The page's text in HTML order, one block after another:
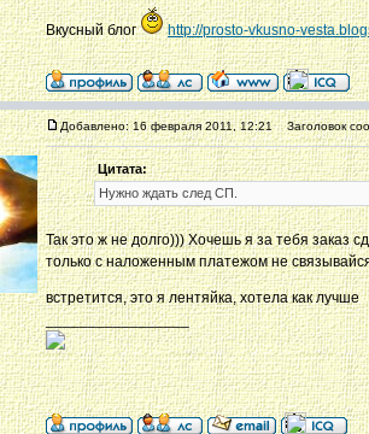
Вкусный блог http://prosto-vkusno-
Добавлено: 16 февраля 2011, 12:21 Заголовок
Цитата:
Нужно ждать след СП.
Так это ж не долго))) Хочешь я за тебя заказ
только с наложенным платежом не
встретится, это я лентяйка, хотела как лучше
_________________